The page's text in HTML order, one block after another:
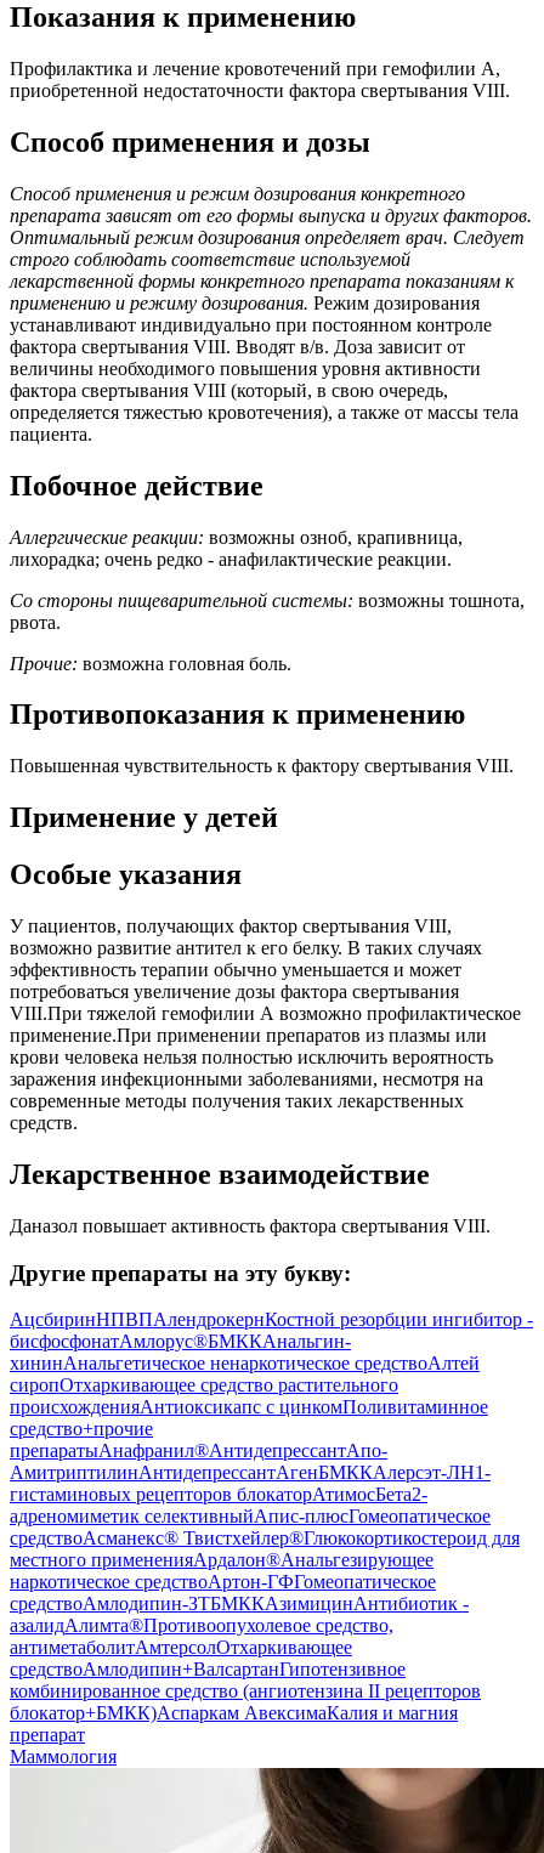
Показания к применению
Профилактика и лечение кровотечений при гемофилии А,
приобретенной недостаточности фактора свертывания VIII.
Способ применения и дозы
Способ применения и режим дозирования конкретного
препарата зависят от его формы выпуска и других факторов.
Оптимальный режим дозирования определяет врач. Следует
строго соблюдать соответствие используемой
лекарственной формы конкретного препарата показаниям к
применению и режиму дозирования. Режим дозирования
устанавливают индивидуально при постоянном контроле
фактора свертывания VIII. Вводят в/в. Доза зависит от
величины необходимого повышения уровня активности
фактора свертывания VIII (который, в свою очередь,
определяется тяжестью кровотечения), а также от массы тела
пациента.
Побочное действие
Аллергические реакции: возможны озноб, крапивница,
лихорадка; очень редко - анафилактические реакции.
Со стороны пищеварительной системы: возможны тошнота,
рвота.
Прочие: возможна головная боль.
Противопоказания к применению
Повышенная чувствительность к фактору свертывания VIII.
Применение у детей
Особые указания
У пациентов, получающих фактор свертывания VIII,
возможно развитие антител к его белку. В таких случаях
эффективность терапии обычно уменьшается и может
потребоваться увеличение дозы фактора свертывания
VIII.При тяжелой гемофилии А возможно профилактическое
применение.При применении препаратов из плазмы или
крови человека нельзя полностью исключить вероятность
заражения инфекционными заболеваниями, несмотря на
современные методы получения таких лекарственных
средств.
Лекарственное взаимодействие
Даназол повышает активность фактора свертывания VIII.
Другие препараты на эту букву:
АцсбиринНПВПАлендрокернКостной резорбции ингибитор -
бисфосфонатАмлорус®БМККАнальгин-
хининАнальгетическое ненаркотическое средствоАлтей
сиропОтхаркивающее средство растительного
происхожденияАнтиоксикапс с цинкомПоливитаминное
средство+прочие
препаратыАнафранил®АнтидепрессантАпо-
АмитриптилинАнтидепрессантАгенБМККАлерсэт-ЛH1-
гистаминовых рецепторов блокаторАтимосБета2-
адреномиметик селективныйАпис-плюсГомеопатическое
средствоАсманекс® Твистхейлер®Глюкокортикостероид для
местного примененияАрдалон®Анальгезирующее
наркотическое средствоАртон-ГФГомеопатическое
средствоАмлодипин-ЗТБМККАзимицинАнтибиотик -
азалидАлимта®Противоопухолевое средство,
антиметаболитАмтерсолОтхаркивающее
средствоАмлодипин+ВалсартанГипотензивное
комбинированное средство (ангиотензина II рецепторов
блокатор+БМКК)Аспаркам АвексимаКалия и магния
препарат
Маммология